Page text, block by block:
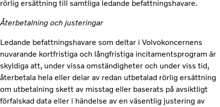
rörlig ersättning till samtliga ledande befattningshavare.
Återbetalning och justeringar
Ledande befattningshavare som deltar i Volvokoncernens
nuvarande kortfristiga och långfristiga incitamentsprogram är
skyldiga att, under vissa omständigheter och under viss tid,
återbetala hela eller delar av redan utbetalad rörlig ersättning
om utbetalning skett av misstag eller baserats på avsiktligt
förfalskad data eller i händelse av en väsentlig justering av